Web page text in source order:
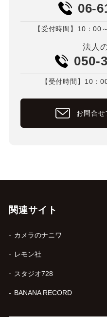
06-
【受付時間】10：00
法人
050-
【受付時間】10：
お問合せ
関連サイト
カメラのナニワ
レモン社
スタジオ728
BANANA RECORD